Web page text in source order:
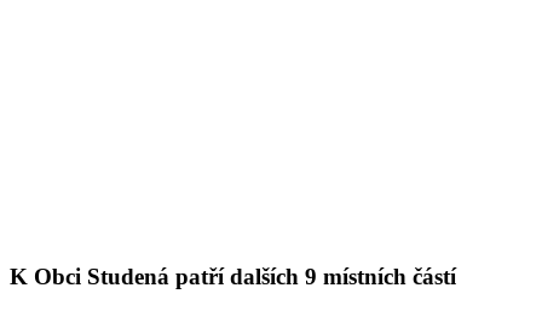
K Obci Studená patří dalších 9 místních částí